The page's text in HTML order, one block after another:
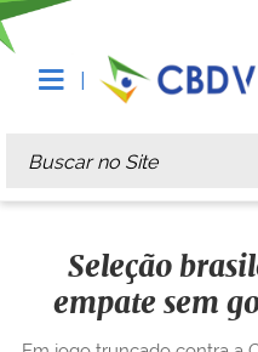
Busca
Busca Avançada…
Seleção
empate sem